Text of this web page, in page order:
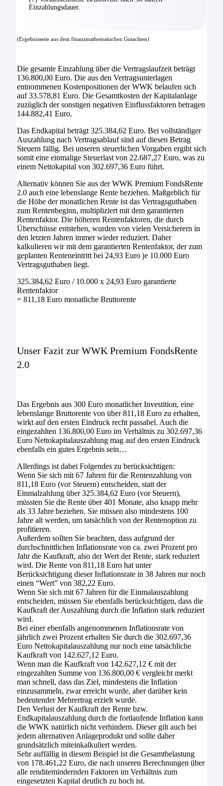
Einzahlungsdauer.
(Ergebnisseite aus dem finanzmathematischen Gutachten)
Die gesamte Einzahlung über die Vertragslaufzeit beträgt
136.800,00 Euro. Die aus den Vertragsunterlagen
entnommenen Kostenpositionen der WWK belaufen sich
auf 33.578,81 Euro. Die Gesamtkosten der Kapitalanlage
zuzüglich der sonstigen negativen Einflussfaktoren betragen
144.882,41 Euro.
Das Endkapital beträgt 325.384,62 Euro. Bei vollständiger
Auszahlung nach Vertragsablauf sind auf diesen Betrag
Steuern fällig. Bei unseren steuerlichen Vorgaben ergibt sich
somit eine einmalige Steuerlast von 22.687,27 Euro, was zu
einem Nettokapital von 302.697,36 Euro führt.
Alternativ können Sie aus der WWK Premium FondsRente
2.0 auch eine lebenslange Rente beziehen. Maßgeblich für
die Höhe der monatlichen Rente ist das Vertragsguthaben
zum Rentenbeginn, multipliziert mit dem garantierten
Rentenfaktor. Die höheren Rentenfaktoren, die durch
Überschüsse entstehen, wurden von vielen Versicherern in
den letzten Jahren immer wieder reduziert. Daher
kalkulieren wir mit dem garantierten Rentenfaktor, der zum
geplanten Renteneintritt bei 24,93 Euro je 10.000 Euro
Vertragsguthaben liegt.
325.384,62 Euro / 10.000 x 24,93 Euro garantierte
Rentenfaktor
= 811,18 Euro monatliche Bruttorente
Unser Fazit zur WWK Premium FondsRente
2.0
Das Ergebnis aus 300 Euro monatlicher Investition, eine
lebenslange Bruttorente von über 811,18 Euro zu erhalten,
wirkt auf den ersten Eindruck recht passabel. Auch die
eingezahlten 136.800,00 Euro im Verhältnis zu 302.697,36
Euro Nettokapitalauszahlung mag auf den ersten Eindruck
ebenfalls ein gutes Ergebnis sein…
Allerdings ist dabei Folgendes zu berücksichtigen:
Wenn Sie sich mit 67 Jahren für die Rentenzahlung von
811,18 Euro (vor Steuern) entscheiden, statt der
Einmalzahlung über 325.384,62 Euro (vor Steuern),
müssten Sie die Rente über 401 Monate, also knapp mehr
als 33 Jahre beziehen. Sie müssen also mindestens 100
Jahre alt werden, um tatsächlich von der Rentenoption zu
profitieren.
Außerdem sollten Sie beachten, dass aufgrund der
durchschnittlichen Inflationsrate von ca. zwei Prozent pro
Jahr die Kaufkraft, also der Wert der Rente, stark reduziert
wird. Die Rente von 811,18 Euro hat unter
Berücksichtigung dieser Inflationsrate in 38 Jahren nur noch
einen “Wert” von 382,22 Euro.
Wenn Sie sich mit 67 Jahren für die Einmalauszahlung
entscheiden, müssen Sie ebenfalls berücksichtigen, dass die
Kaufkraft der Auszahlung durch die Inflation stark reduziert
wird.
Bei einer ebenfalls angenommenen Inflationsrate von
jährlich zwei Prozent erhalten Sie durch die 302.697,36
Euro Nettokapitalauszahlung nur noch eine tatsächliche
Kaufkraft von 142.627,12 Euro.
Wenn man die Kaufkraft von 142.627,12 € mit der
eingezahlten Summe von 136.800,00 € vergleicht merkt
man schnell, dass das Ziel, mindestens die Inflation
einzusammeln, zwar erreicht wurde, aber darüber kein
bedeutender Mehrertrag erzielt wurde.
Den Verlust der Kaufkraft der Rente bzw.
Endkapitalauszahlung durch die fortlaufende Inflation kann
die WWK natürlich nicht verhindern. Dieser gilt auch bei
jedem alternativen Anlageprodukt und sollte daher
grundsätzlich miteinkalkuliert werden.
Sehr auffällig in diesem Beispiel ist die Gesamtbelastung
von 178.461,22 Euro, die nach unseren Berechnungen über
alle renditemindernden Faktoren im Verhältnis zum
eingesetzten Kapital deutlich zu hoch ist.